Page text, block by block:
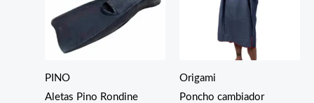
PINO
Aletas Pino Rondine
Origami
Poncho cambiador